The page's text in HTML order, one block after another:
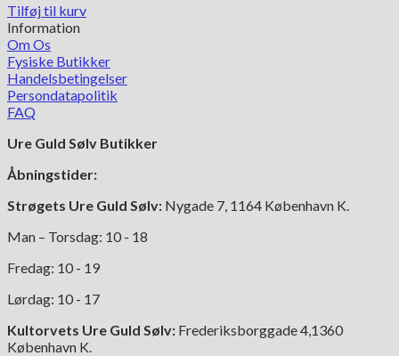
Tilføj til kurv
Information
Om Os
Fysiske Butikker
Handelsbetingelser
Persondatapolitik
FAQ
Ure Guld Sølv Butikker
Åbningstider:
Strøgets Ure Guld Sølv: Nygade 7, 1164 København K.
Man – Torsdag: 10 - 18
Fredag: 10 - 19
Lørdag: 10 - 17
Kultorvets Ure Guld Sølv: Frederiksborggade 4,1360
København K.